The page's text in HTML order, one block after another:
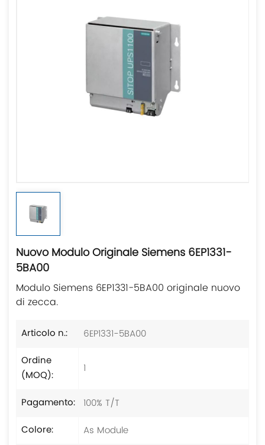
Nuovo Modulo Originale Siemens 6EP1331-
5BA00
Modulo Siemens 6EP1331-5BA00 originale nuovo
di zecca.
Articolo n.:
6EP1331-5BA00
Ordine
(MOQ):
1
Pagamento: 100% T/T
Colore:
As Module